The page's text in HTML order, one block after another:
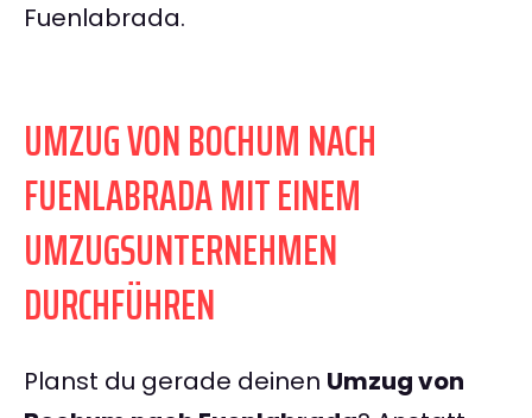
Fuenlabrada.
UMZUG VON BOCHUM NACH
FUENLABRADA MIT EINEM
UMZUGSUNTERNEHMEN
DURCHFÜHREN
Planst du gerade deinen Umzug von